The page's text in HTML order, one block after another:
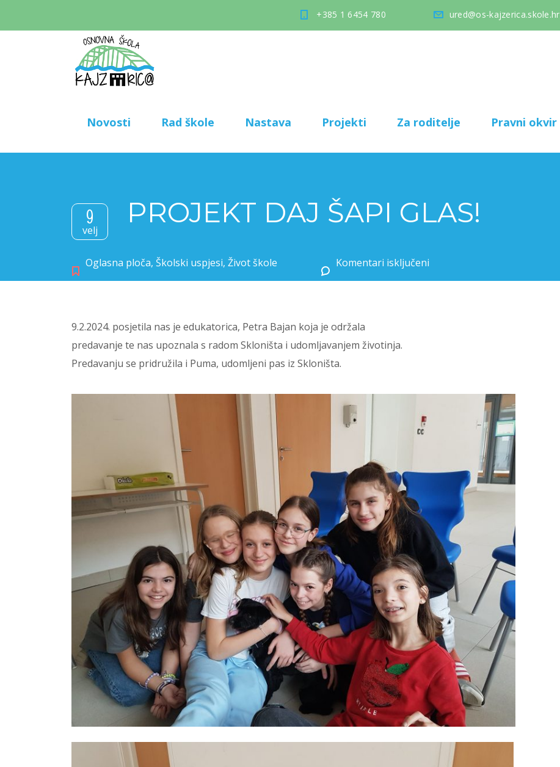
+385 1 6454 780 ured@os-kajzerica.skole.hr
Novosti Rad škole Nastava Projekti Za roditelje Pravni okvir
9
velj
PROJEKT DAJ ŠAPI GLAS!
Oglasna ploča, Školski uspjesi, Život škole Komentari isključeni
9.2.2024. posjetila nas je edukatorica, Petra Bajan koja je održala
predavanje te nas upoznala s radom Skloništa i udomljavanjem životinja.
Predavanju se pridružila i Puma, udomljeni pas iz Skloništa.